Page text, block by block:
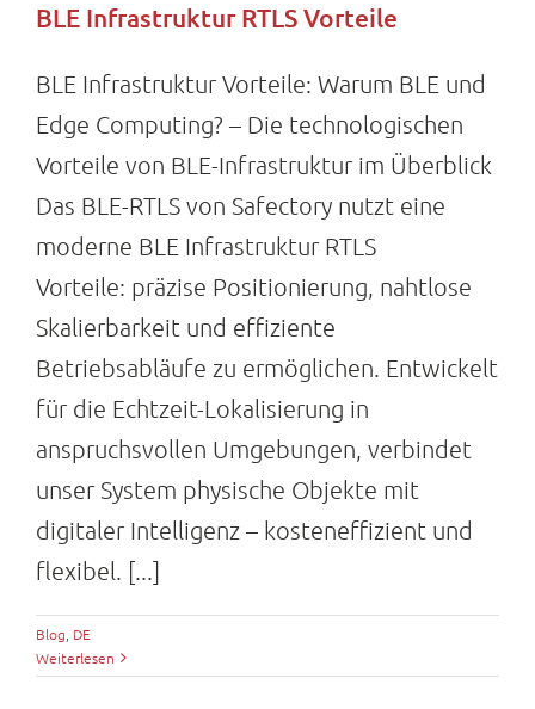
BLE Infrastruktur RTLS Vorteile
BLE Infrastruktur Vorteile: Warum BLE und
Edge Computing? – Die technologischen
Vorteile von BLE-Infrastruktur im Überblick
Das BLE-RTLS von Safectory nutzt eine
moderne BLE Infrastruktur RTLS
Vorteile: präzise Positionierung, nahtlose
Skalierbarkeit und effiziente
Betriebsabläufe zu ermöglichen. Entwickelt
für die Echtzeit-Lokalisierung in
anspruchsvollen Umgebungen, verbindet
unser System physische Objekte mit
digitaler Intelligenz – kosteneffizient und
flexibel. [...]
Blog DE
Weiterlesen